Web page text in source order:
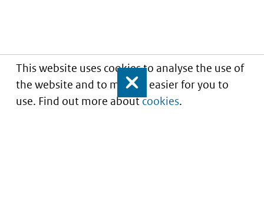
This website uses cookies to analyse the use of
the website and to make it easier for you to
use. Find out more aboutcookies.
Close